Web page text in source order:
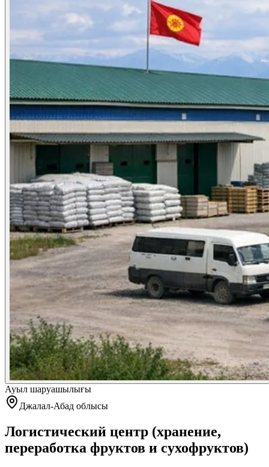
Ауыл шаруашылығы
Джалал-Абад облысы
Логистический центр (хранение,
переработка фруктов и сухофруктов)